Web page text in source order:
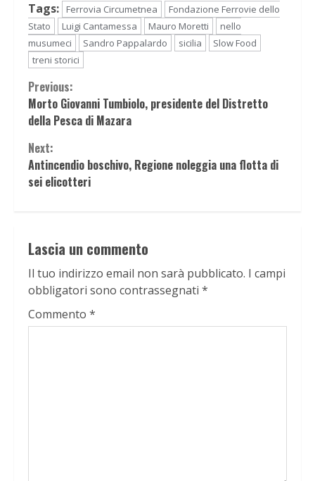
Tags:
Ferrovia Circumetnea
Fondazione Ferrovie dello
Stato
Luigi Cantamessa Mauro Moretti
nello
musumeci
Sandro Pappalardo sicilia
Slow Food
treni storici
Continue
Reading
Previous:
Morto Giovanni Tumbiolo, presidente del Distretto
della Pesca di Mazara
Next:
Antincendio boschivo, Regione noleggia una flotta di
sei elicotteri
Lascia un commento
Il tuo indirizzo email non sarà pubblicato. I campi
obbligatori sono contrassegnati *
Commento *